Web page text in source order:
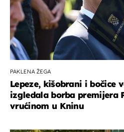
PAKLENA ŽEGA
Lepeze, kišobrani i bočice
izgledala borba premijera
vrućinom u Kninu